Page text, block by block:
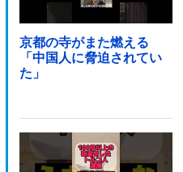
京都の寺がまた燃える
「中国人に脅迫されてい
た」